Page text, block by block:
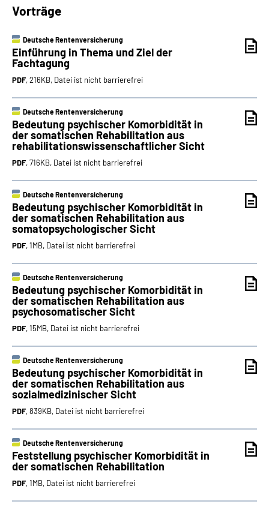
Vorträge
Deutsche Rentenversicherung
Einführung in Thema und Ziel der
Fachtagung
PDF, 216KB, Datei ist nicht barrierefrei
Deutsche Rentenversicherung
Bedeutung psychischer Komorbidität in
der somatischen Rehabilitation aus
rehabilitationswissenschaftlicher Sicht
PDF, 716KB, Datei ist nicht barrierefrei
Deutsche Rentenversicherung
Bedeutung psychischer Komorbidität in
der somatischen Rehabilitation aus
somatopsychologischer Sicht
PDF, 1MB, Datei ist nicht barrierefrei
Deutsche Rentenversicherung
Bedeutung psychischer Komorbidität in
der somatischen Rehabilitation aus
psychosomatischer Sicht
PDF, 15MB, Datei ist nicht barrierefrei
Deutsche Rentenversicherung
Bedeutung psychischer Komorbidität in
der somatischen Rehabilitation aus
sozialmedizinischer Sicht
PDF, 839KB, Datei ist nicht barrierefrei
Deutsche Rentenversicherung
Feststellung psychischer Komorbidität in
der somatischen Rehabilitation
PDF, 1MB, Datei ist nicht barrierefrei